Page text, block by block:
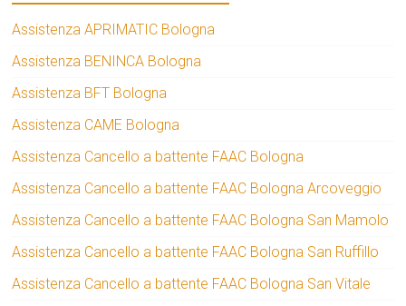
Assistenza APRIMATIC Bologna
Assistenza BENINCA Bologna
Assistenza BFT Bologna
Assistenza CAME Bologna
Assistenza Cancello a battente FAAC Bologna
Assistenza Cancello a battente FAAC Bologna Arcoveggio
Assistenza Cancello a battente FAAC Bologna San Mamolo
Assistenza Cancello a battente FAAC Bologna San Ruffillo
Assistenza Cancello a battente FAAC Bologna San Vitale